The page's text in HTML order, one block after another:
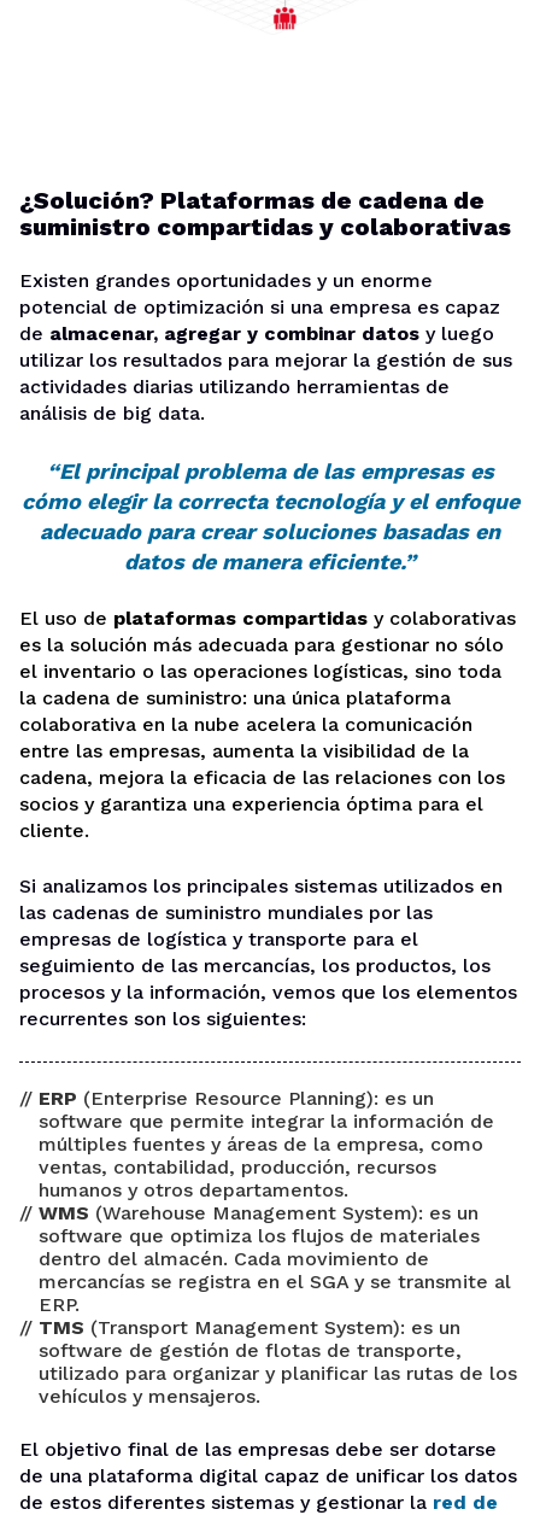
¿Solución? Plataformas de cadena de
suministro compartidas y colaborativas
Existen grandes oportunidades y un enorme
potencial de optimización si una empresa es capaz
de almacenar, agregar y combinar datos y luego
utilizar los resultados para mejorar la gestión de sus
actividades diarias utilizando herramientas de
análisis de big data.
“El principal problema de las empresas es
cómo elegir la correcta tecnología y el enfoque
adecuado para crear soluciones basadas en
datos de manera eficiente.”
El uso de plataformas compartidas y colaborativas
es la solución más adecuada para gestionar no sólo
el inventario o las operaciones logísticas, sino toda
la cadena de suministro: una única plataforma
colaborativa en la nube acelera la comunicación
entre las empresas, aumenta la visibilidad de la
cadena, mejora la eficacia de las relaciones con los
socios y garantiza una experiencia óptima para el
cliente.
Si analizamos los principales sistemas utilizados en
las cadenas de suministro mundiales por las
empresas de logística y transporte para el
seguimiento de las mercancías, los productos, los
procesos y la información, vemos que los elementos
recurrentes son los siguientes:
ERP (Enterprise Resource Planning): es un
software que permite integrar la información de
múltiples fuentes y áreas de la empresa, como
ventas, contabilidad, producción, recursos
humanos y otros departamentos.
WMS (Warehouse Management System): es un
software que optimiza los flujos de materiales
dentro del almacén. Cada movimiento de
mercancías se registra en el SGA y se transmite al
ERP.
TMS (Transport Management System): es un
software de gestión de flotas de transporte,
utilizado para organizar y planificar las rutas de los
vehículos y mensajeros.
El objetivo final de las empresas debe ser dotarse
de una plataforma digital capaz de unificar los datos
de estos diferentes sistemas y gestionar la red de